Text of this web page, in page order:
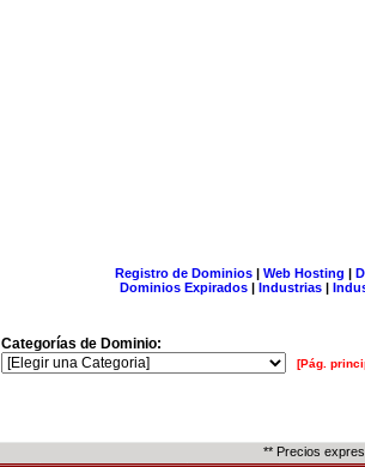
Registro de Dominios| Web Hosting |
Dominios Expirados | Industrias |
Categorías de Dominio:
[Pág.
** Precios